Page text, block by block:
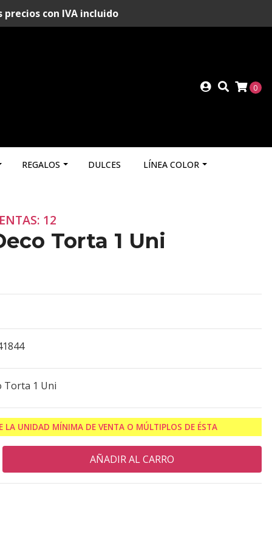
precios con IVA incluido
0
REGALOS DULCES LÍNEA COLOR
12
Torta 1 Uni
Torta 1 Uni
LA UNIDAD MÍNIMA DE VENTA O MÚLTIPLOS DE ÉSTA